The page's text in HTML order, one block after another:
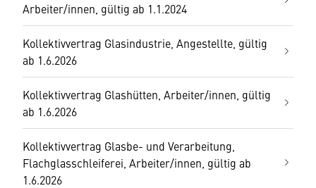
Arbeiter/innen, gültig ab 1.1.2024
Kollektivvertrag Glasindustrie, Angestellte, gültig
ab 1.6.2026
Kollektivvertrag Glashütten, Arbeiter/innen, gültig
ab 1.6.2026
Kollektivvertrag Glasbe- und Verarbeitung,
Flachglasschleiferei, Arbeiter/innen, gültig ab
1.6.2026